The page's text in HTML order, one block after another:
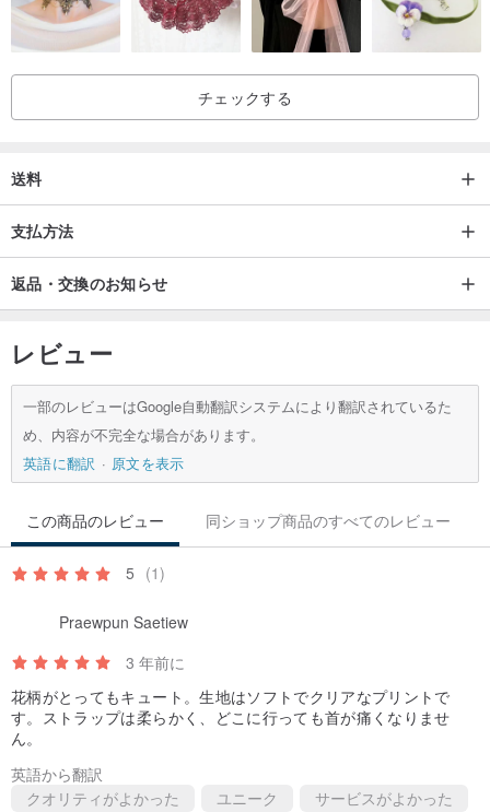
-ハンドストラップ、バッグと同じパターン、長さ15〜20 cm
-特別な人への贈り物として贈ったり、いつでも自分で使用したりで
きます。
私たちからバッグを購入するお客様のためにちょっとした贈り物が
し、再利用をサポートするための当店キャンペーン^^
チェックする
送料
支払方法
返品・交換のお知らせ
レビュー
一部のレビューはGoogle自動翻訳システムにより翻訳されているた
め、内容が不完全な場合があります。
英語に翻訳
原文を表示
この商品のレビュー 同ショップ商品のすべてのレビュー
5 (1)
Praewpun Saetiew
3 年前に
花柄がとってもキュート。生地はソフトでクリアなプリントで
す。ストラップは柔らかく、どこに行っても首が痛くなりませ
ん。
英語から翻訳
クオリティがよかった
ユニーク
サービスがよかった